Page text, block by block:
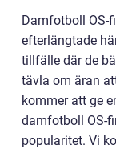
Damfotboll OS-
efterlängtade
tillfälle där de
tävla om äran
kommer att ge
damfotboll OS-
popularitet. Vi